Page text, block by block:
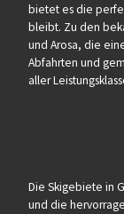
bietet es die
bleibt. Zu den
und Arosa, die
Abfahrten und
aller
Die Skigebiete in
und die